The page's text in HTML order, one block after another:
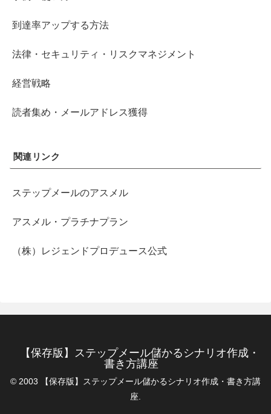
到達率アップする方法
法律・セキュリティ・リスクマネジメント
経営戦略
読者集め・メールアドレス獲得
関連リンク
ステップメールのアスメル
アスメル・プラチナプラン
（株）レジェンドプロデュース公式
【保存版】ステップメール儲かるシナリオ作成・
書き方講座
© 2003 【保存版】ステップメール儲かるシナリオ作成・書き方講
座.